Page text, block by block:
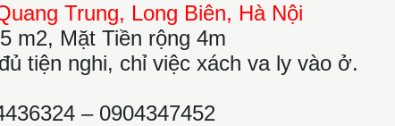
Trung, Long Biên, Hà Nội
m2, Mặt Tiền rộng 4m
tiện nghi, chỉ việc xách va ly vào ở.
– 0904347452